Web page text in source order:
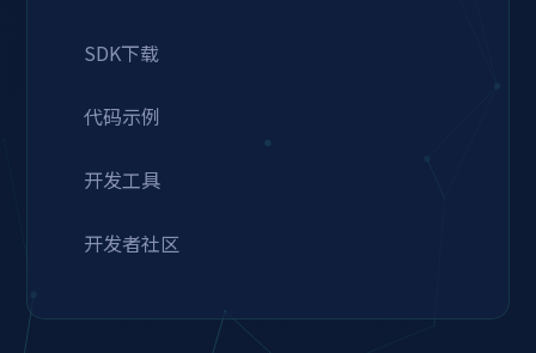
SDK下载
代码示例
开发工具
开发者社区